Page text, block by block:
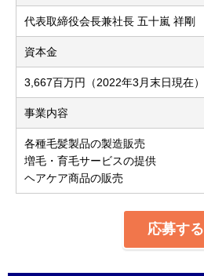
代表取締役会長兼社長 五十嵐 祥剛
資本金
3,667百万円（2022年3月末日現在）
事業内容
各種毛髪製品の製造販売
増毛・育毛サービスの提供
ヘアケア商品の販売
応募する